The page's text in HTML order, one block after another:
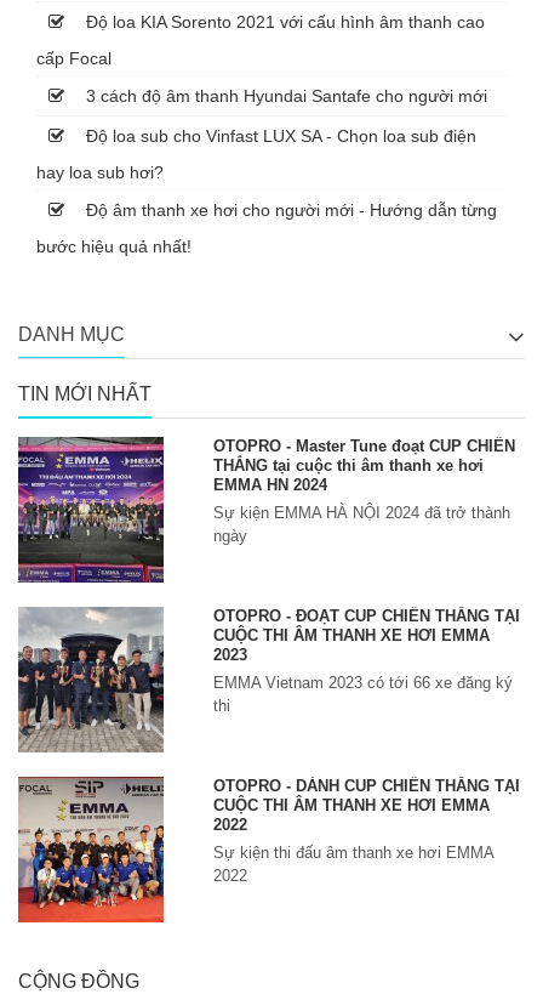
Độ loa KIA Sorento 2021 với cấu hình âm thanh cao
cấp Focal
3 cách độ âm thanh Hyundai Santafe cho người mới
Độ loa sub cho Vinfast LUX SA - Chọn loa sub điện
hay loa sub hơi?
Độ âm thanh xe hơi cho người mới - Hướng dẫn từng
bước hiệu quả nhất!
DANH MỤC
TIN MỚI NHẤT
OTOPRO - Master Tune đoạt CUP CHIẾN
THẮNG tại cuộc thi âm thanh xe hơi
EMMA HN 2024
Sự kiện EMMA HÀ NỘI 2024 đã trở thành
ngày
OTOPRO - ĐOẠT CUP CHIẾN THẮNG TẠI
CUỘC THI ÂM THANH XE HƠI EMMA
2023
EMMA Vietnam 2023 có tới 66 xe đăng ký
thi
OTOPRO - DÀNH CUP CHIẾN THẮNG TẠI
CUỘC THI ÂM THANH XE HƠI EMMA
2022
Sự kiện thi đấu âm thanh xe hơi EMMA
2022
CỘNG ĐỒNG